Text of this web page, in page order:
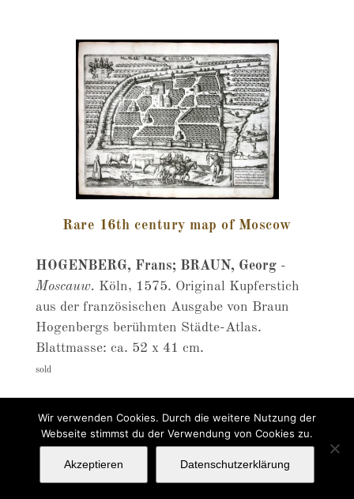
Rare 16th century map of Moscow
HOGENBERG, Frans; BRAUN, Georg -
Moscauw. Köln, 1575. Original Kupferstich
aus der französischen Ausgabe von Braun
Hogenbergs berühmten Städte-Atlas.
Blattmasse: ca. 52 x 41 cm.
sold
Wir verwenden Cookies. Durch die weitere Nutzung der
Webseite stimmst du der Verwendung von Cookies zu.
Akzeptieren Datenschutzerklärung